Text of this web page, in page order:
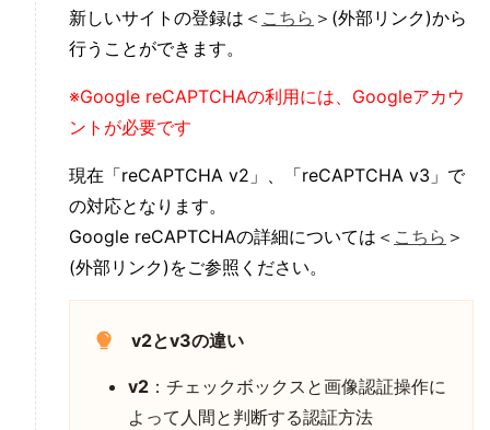
新しいサイトの登録は＜ こちら ＞(外部リンク)から
行うことができます。
※Google reCAPTCHAの利用には、Googleアカウ
ントが必要です
現在「reCAPTCHA v2」、「reCAPTCHA v3」で
の対応となります。
Google reCAPTCHAの詳細については＜ こちら ＞
(外部リンク)をご参照ください。
v2とv3の違い
v2 ：チェックボックスと画像認証操作に
よって人間と判断する認証方法